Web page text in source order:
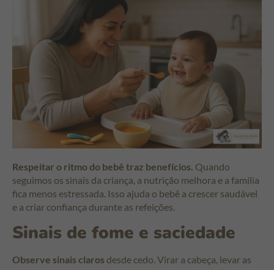
Respeitar o ritmo do bebê traz benefícios. Quando
seguimos os sinais da criança, a nutrição melhora e a família
fica menos estressada. Isso ajuda o bebê a crescer saudável
e a criar confiança durante as refeições.
Sinais de fome e saciedade
Observe sinais claros desde cedo. Virar a cabeça, levar as